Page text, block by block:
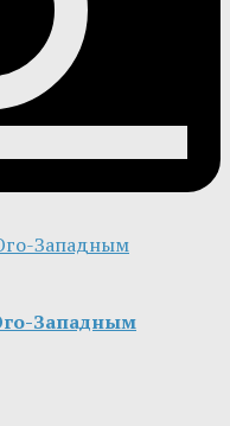
Западным